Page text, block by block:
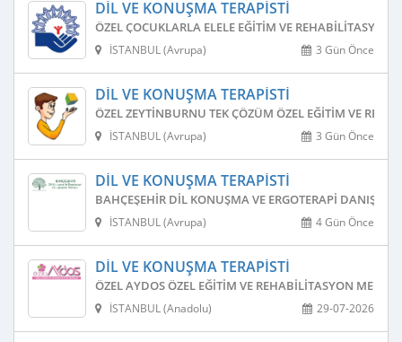
DIL VE KONUŞMA TERAPISTI
ÖZEL ÇOCUKLARLA ELELE EĞITIM VE REHABILITASYON
3 Gün Önce
İSTANBUL (Avrupa)
DIL VE KONUŞMA TERAPISTI
ÖZEL ZEYTINBURNU TEK ÇÖZÜM ÖZEL EĞITIM VE
3 Gün Önce
İSTANBUL (Avrupa)
DIL VE KONUŞMA TERAPISTI
BAHÇEŞEHIR DIL KONUŞMA VE ERGOTERAPI
4 Gün Önce
İSTANBUL (Avrupa)
DIL VE KONUŞMA TERAPISTI
ÖZEL AYDOS ÖZEL EĞITIM VE REHABILITASYON
29-07-2026
İSTANBUL (Anadolu)